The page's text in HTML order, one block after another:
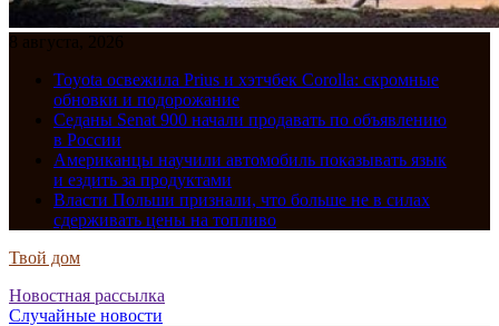
8 августа, 2026
Toyota освежила Prius и хэтчбек Corolla: скромные
обновки и подорожание
Седаны Senat 900 начали продавать по объявлению
в России
Американцы научили автомобиль показывать язык
и ездить за продуктами
Власти Польши признали, что больше не в силах
сдерживать цены на топливо
Твой дом
Новостная рассылка
Случайные новости